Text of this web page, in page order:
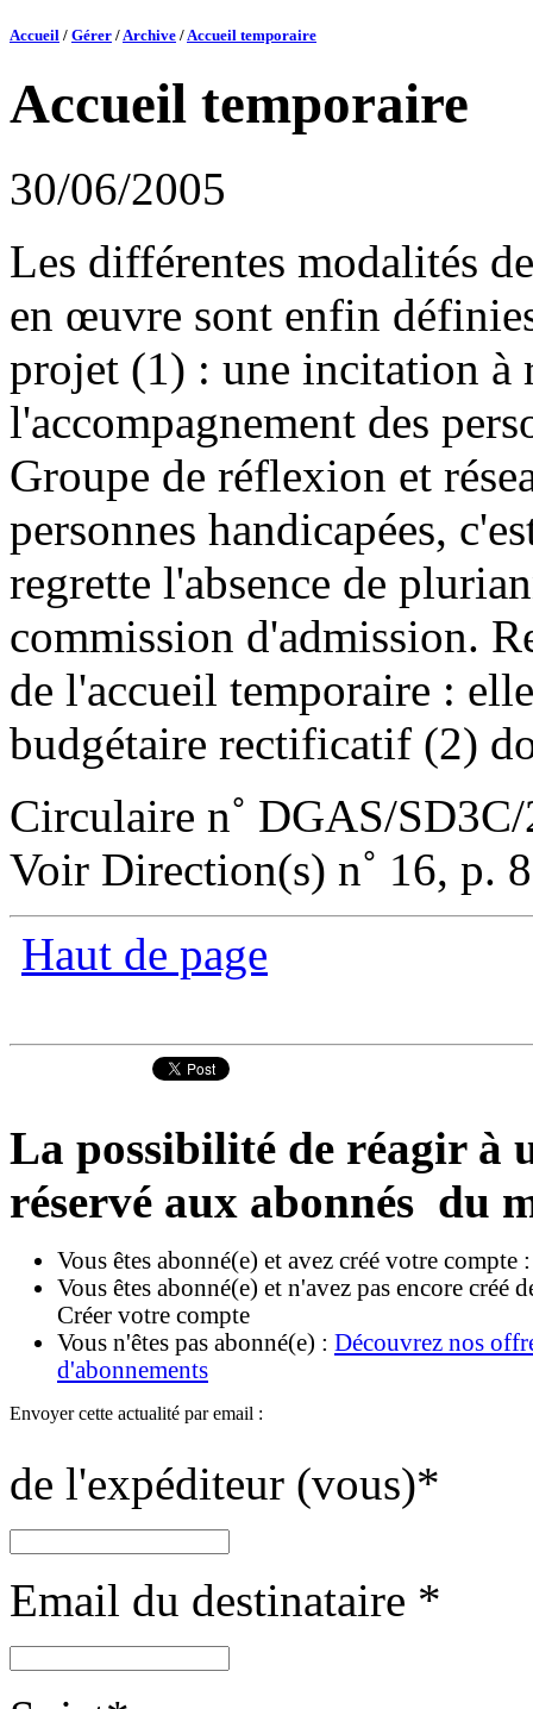
Accueil / Gérer /Archive /Accueil temporaire
Accueil temporaire
30/06/2005
Les différentes modalités
en œuvre sont enfin
projet (1) : une incitation à
l'accompagnement des
Groupe de réflexion et
personnes handicapées,
regrette l'absence de
commission d'admission.
de l'accueil temporaire :
budgétaire rectificatif (2)
Circulaire n˚ DGAS/
Voir Direction(s) n˚ 16, p.
Haut de page
La possibilité de réagir à
réservé aux abonnés du
Vous êtes abonné(e) et avez créé votre compte
Vous êtes abonné(e) et n'avez pas encore créé
Créer votre compte
Vous n'êtes pas abonné(e) : Découvrez nos
d'abonnements
Envoyer cette actualité par email :
de l'expéditeur (vous)*
Email du destinataire *